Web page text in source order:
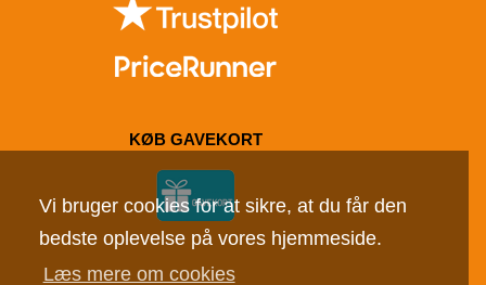
Vi bruger cookies for at sikre, at du får den
bedste oplevelse på vores hjemmeside.
Læs mere om cookies
KØB GAVEKORT